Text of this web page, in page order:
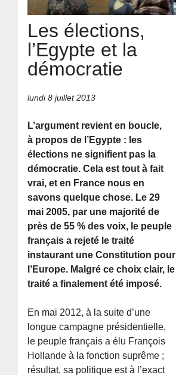
Les élections,
l’Egypte et la
démocratie
lundi 8 juillet 2013
L’argument revient en boucle,
à propos de l’Egypte : les
élections ne signifient pas la
démocratie. Cela est tout à fait
vrai, et en France nous en
savons quelque chose. Le 29
mai 2005, par une majorité de
près de 55 % des voix, le peuple
français a rejeté le traité
instaurant une Constitution pour
l’Europe. Malgré ce choix clair, le
traité a finalement été imposé.
En mai 2012, à la suite d’une
longue campagne présidentielle,
le peuple français a élu François
Hollande à la fonction suprême ;
résultat, sa politique est à l’exact